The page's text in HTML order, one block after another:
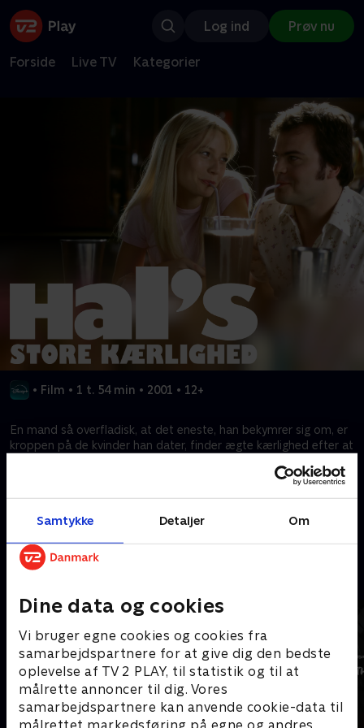
Samtykke Detaljer Om
Dine data og cookies
Vi bruger egne cookies og cookies fra
samarbejdspartnere for at give dig den bedste
oplevelse af TV 2 PLAY, til statistik og til at
målrette annoncer til dig. Vores
samarbejdspartnere kan anvende cookie-data til
Log ind Prøv nu
Forside Live TV Kategorier
• Film • 1 t. 54 min • 2001 • 12+
En mand så overfladisk, at det eneste, han bekymrer sig om, er
kroppen på de kvinder han dater, finder ægte kærlighed efter at
Kræver tilkøb